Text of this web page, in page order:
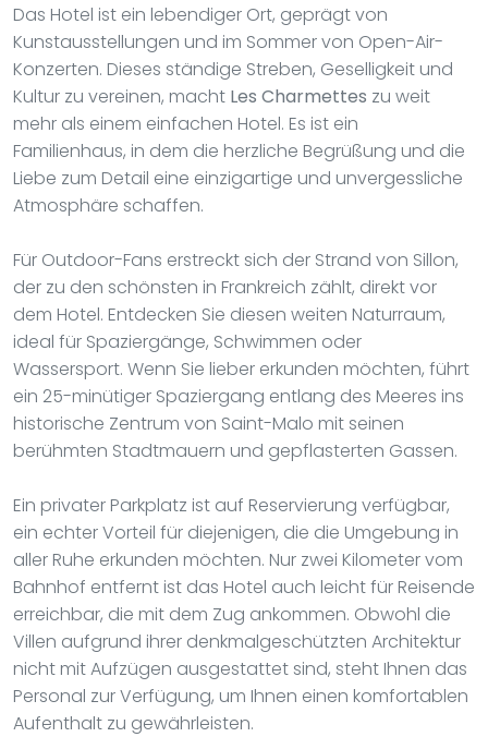
Das Hotel ist ein lebendiger Ort, geprägt von
Kunstausstellungen und im Sommer von Open-Air-
Konzerten. Dieses ständige Streben, Geselligkeit und
Kultur zu vereinen, macht Les Charmettes zu weit
mehr als einem einfachen Hotel. Es ist ein
Familienhaus, in dem die herzliche Begrüßung und die
Liebe zum Detail eine einzigartige und unvergessliche
Atmosphäre schaffen.
Für Outdoor-Fans erstreckt sich der Strand von Sillon,
der zu den schönsten in Frankreich zählt, direkt vor
dem Hotel. Entdecken Sie diesen weiten Naturraum,
ideal für Spaziergänge, Schwimmen oder
Wassersport. Wenn Sie lieber erkunden möchten, führt
ein 25-minütiger Spaziergang entlang des Meeres ins
historische Zentrum von Saint-Malo mit seinen
berühmten Stadtmauern und gepflasterten Gassen.
Ein privater Parkplatz ist auf Reservierung verfügbar,
ein echter Vorteil für diejenigen, die die Umgebung in
aller Ruhe erkunden möchten. Nur zwei Kilometer vom
Bahnhof entfernt ist das Hotel auch leicht für Reisende
erreichbar, die mit dem Zug ankommen. Obwohl die
Villen aufgrund ihrer denkmalgeschützten Architektur
nicht mit Aufzügen ausgestattet sind, steht Ihnen das
Personal zur Verfügung, um Ihnen einen komfortablen
Aufenthalt zu gewährleisten.